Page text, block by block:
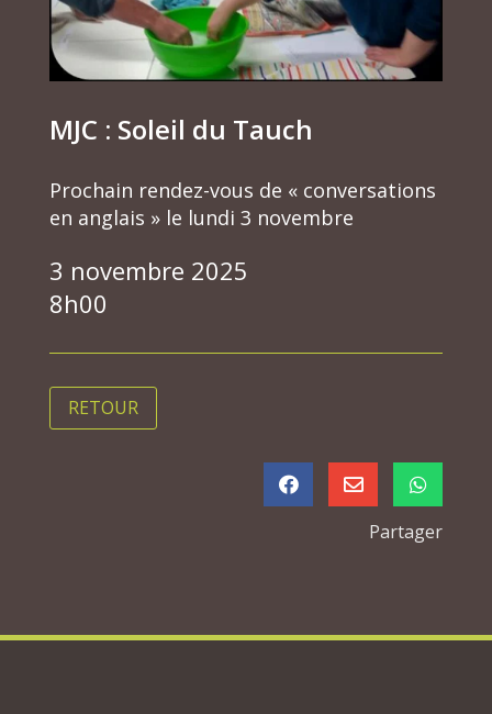
MJC : Soleil du Tauch
Prochain rendez-vous de « conversations
en anglais » le lundi 3 novembre
3 novembre 2025
8h00
RETOUR
  
Partager